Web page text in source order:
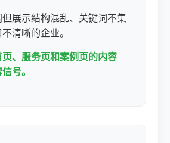
展示结构混乱、关键词不集
清晰的企业。
、服务页和案例页的内容
号。